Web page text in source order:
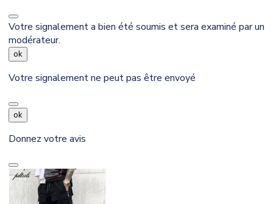
Votre signalement a bien été soumis et sera examiné par un
modérateur.
ok
Votre signalement ne peut pas être envoyé
ok
Donnez votre avis